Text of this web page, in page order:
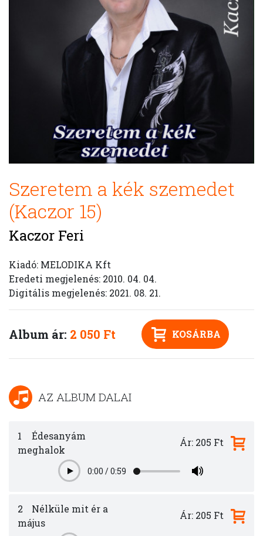
Szeretem a kék szemedet
(Kaczor 15)
Kaczor Feri
Kiadó: MELODIKA Kft
Eredeti megjelenés: 2010. 04. 04.
Digitális megjelenés: 2021. 08. 21.
Album ár: 2 050 Ft KOSÁRBA
AZ ALBUM DALAI
1
Édesanyám
meghalok
Play0:00 /0:59
Ár: 205 Ft
2
Nélküle mit ér a
május
Ár: 205 Ft